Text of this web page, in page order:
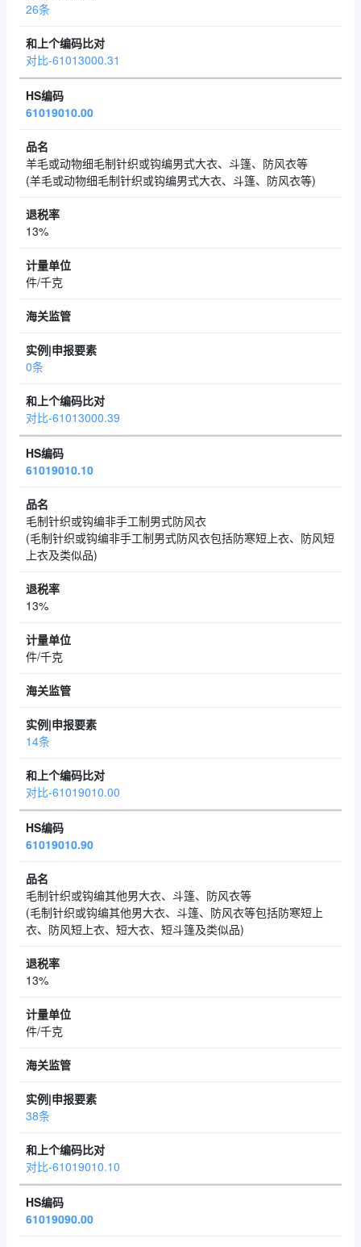
26条
对比-61013000.31
61019010.00
羊毛或动物细毛制针织或钩编男式大衣、斗篷、防风衣等
(羊毛或动物细毛制针织或钩编男式大衣、斗篷、防风衣等)
13%
件/千克
0条
对比-61013000.39
61019010.10
毛制针织或钩编非手工制男式防风衣
(毛制针织或钩编非手工制男式防风衣包括防寒短上衣、防风短
上衣及类似品)
13%
件/千克
14条
对比-61019010.00
61019010.90
毛制针织或钩编其他男大衣、斗篷、防风衣等
(毛制针织或钩编其他男大衣、斗篷、防风衣等包括防寒短上
衣、防风短上衣、短大衣、短斗篷及类似品)
13%
件/千克
38条
对比-61019010.10
61019090.00